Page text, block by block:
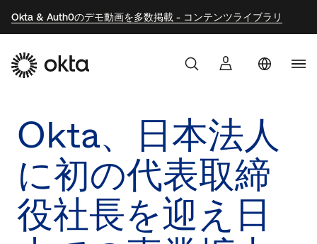
Okta & Auth0のデモ動画を多数掲載 - コンテンツライブラリ
Oktaを選ぶ理由
開発者向け
リソース
Okta、日本法人
に初の代表取締
役社長を迎え日